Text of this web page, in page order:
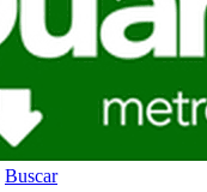
Buscar